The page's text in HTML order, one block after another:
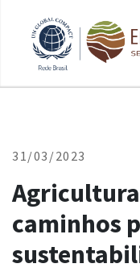
31/03/2023
caminhos